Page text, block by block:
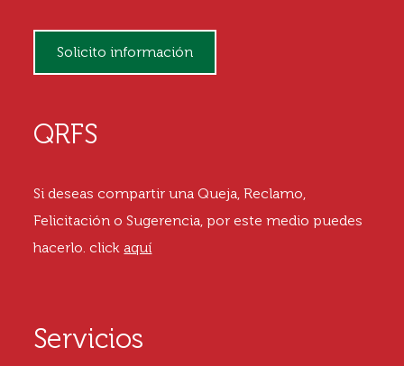
Solicito información
QRFS
Si deseas compartir una Queja, Reclamo,
Felicitación o Sugerencia, por este medio puedes
hacerlo. clickaquí
Servicios